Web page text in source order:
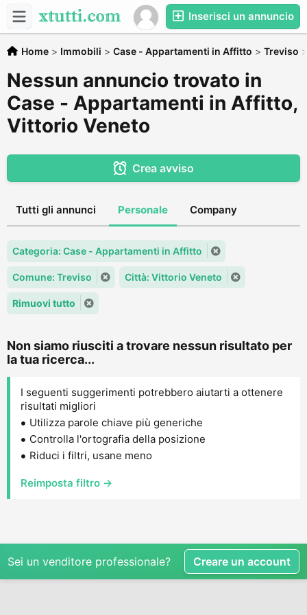
Inserisci un annuncio
Home > Immobili > Case - Appartamenti in Affitto > Treviso
Nessun annuncio trovato in
Case - Appartamenti in Affitto,
Vittorio Veneto
Crea avviso
Tutti gli annunci Personale Company
Categoria: Case - Appartamenti in Affitto
Comune: Treviso Città: Vittorio Veneto
Rimuovi tutto
Non siamo riusciti a trovare nessun risultato per
la tua ricerca...
I seguenti suggerimenti potrebbero aiutarti a ottenere
risultati migliori
Utilizza parole chiave più generiche
Controlla l'ortografia della posizione
Riduci i filtri, usane meno
Reimposta filtro →
Sei un venditore professionale? Creare un account